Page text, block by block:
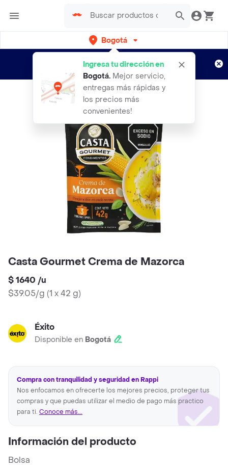
Bogotá
Ingresa tu dirección en
Bogotá. Mejor servicio,
entregas más rápidas y
los precios más
convenientes!
envíos gratis por semanas
Aplican TyC
Casta Gourmet Crema de Mazorca
$ 1640 /u
$39.05/g (1 x 42 g)
Éxito
Disponible en Bogotá
Compra con tranquilidad y seguridad en Rappi
Nos enfocamos en ofrecerte los mejores precios, proteger tus
compras y que puedas utilizar el medio de pago más practico
para ti. Conoce más...
Información del producto
Bolsa